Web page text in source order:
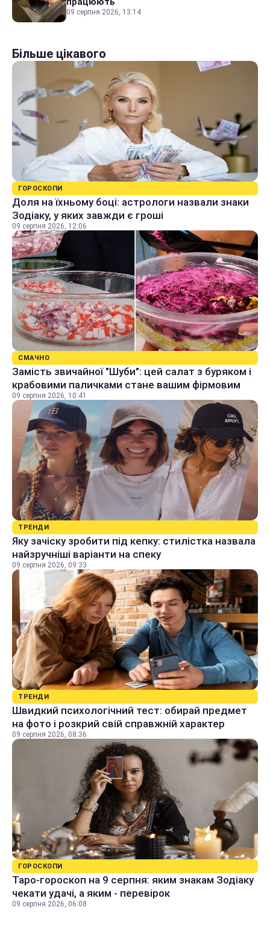
09 серпня 2026, 13:14
Більше цікавого
ГОРОСКОПИ
Доля на їхньому боці: астрологи назвали знаки
Зодіаку, у яких завжди є гроші
09 серпня 2026, 12:06
СМАЧНО
Замість звичайної "Шуби": цей салат з буряком і
крабовими паличками стане вашим фірмовим
09 серпня 2026, 10:41
ТРЕНДИ
Яку зачіску зробити під кепку: стилістка назвала
найзручніші варіанти на спеку
09 серпня 2026, 09:33
ТРЕНДИ
Швидкий психологічний тест: обирай предмет
на фото і розкрий свій справжній характер
09 серпня 2026, 08:36
ГОРОСКОПИ
Таро-гороскоп на 9 серпня: яким знакам Зодіаку
чекати удачі, а яким - перевірок
09 серпня 2026, 06:08